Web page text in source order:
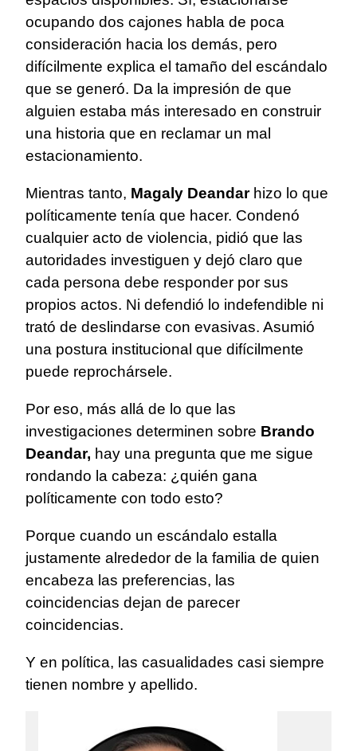
ocupando dos cajones habla de poca
consideración hacia los demás, pero
difícilmente explica el tamaño del escándalo
que se generó. Da la impresión de que
alguien estaba más interesado en construir
una historia que en reclamar un mal
estacionamiento.
Mientras tanto, Magaly Deandarhizo lo que
políticamente tenía que hacer. Condenó
cualquier acto de violencia, pidió que las
autoridades investiguen y dejó claro que
cada persona debe responder por sus
propios actos. Ni defendió lo indefendible ni
trató de deslindarse con evasivas. Asumió
una postura institucional que difícilmente
puede reprochársele.
Por eso, más allá de lo que las
investigaciones determinen sobre Brando
Deandar, hay una pregunta que me sigue
rondando la cabeza: ¿quién gana
políticamente con todo esto?
Porque cuando un escándalo estalla
justamente alrededor de la familia de quien
encabeza las preferencias, las
coincidencias dejan de parecer
coincidencias.
Y en política, las casualidades casi siempre
tienen nombre y apellido.